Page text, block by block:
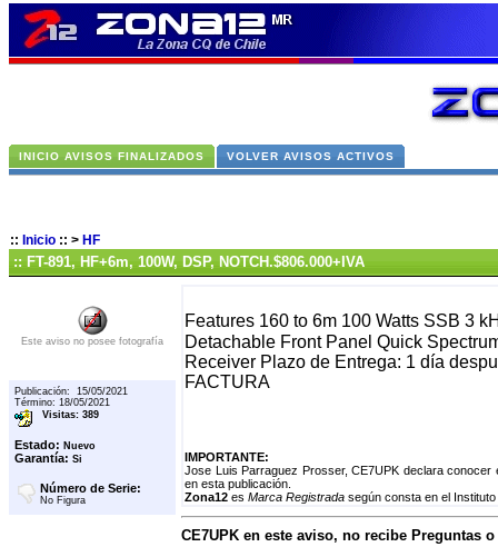
INICIO AVISOS FINALIZADOS VOLVER AVISOS ACTIVOS
:: Inicio :: > HF
:: FT-891, HF+6m, 100W, DSP, NOTCH.$806.000+IVA
Este aviso no posee fotografía
Publicación: 15/05/2021
Término: 18/05/2021
Visitas: 389
Estado: Nuevo
Garantía: Si
Número de Serie:
No Figura
Features 160 to 6m 100 Watts SSB 3
Detachable Front Panel Quick
Receiver Plazo de Entrega: 1 día
FACTURA
IMPORTANTE:
Jose Luis Parraguez Prosser, CE7UPK declara
en esta publicación.
Zona12 es Marca Registrada según consta en el
CE7UPK en este aviso, no recibe Preguntas